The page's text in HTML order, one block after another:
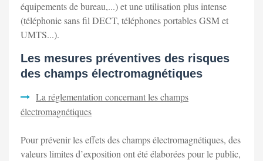
équipements de bureau,...) et une utilisation plus intense
(téléphonie sans fil DECT, téléphones portables GSM et
UMTS...).
Les mesures préventives des risques
des champs électromagnétiques
La réglementation concernant les champs
électromagnétiques
Pour prévenir les effets des champs électromagnétiques, des
valeurs limites d’exposition ont été élaborées pour le public,